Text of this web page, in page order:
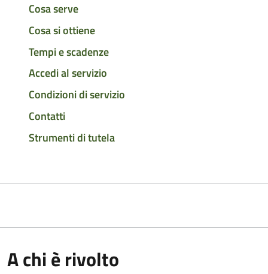
Cosa serve
Cosa si ottiene
Tempi e scadenze
Accedi al servizio
Condizioni di servizio
Contatti
Strumenti di tutela
A chi è rivolto